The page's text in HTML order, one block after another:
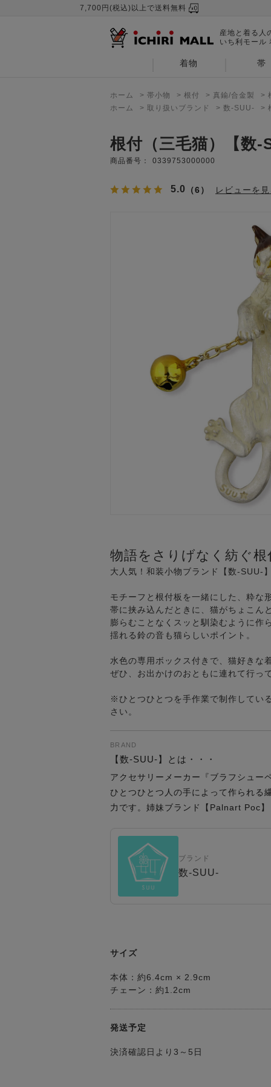
7,700円(税込)以上で送料無料
産地と着る人
いち利モール
着物 帯
ホーム > 帯小物 > 根付 > 真鍮/合金製 >
ホーム
> 取り扱いブランド > 数-SUU- >
根付（三毛猫）【数-
商品番号： 0339753000000
5.0 （6） レビューを
物語をさりげなく紡ぐ根
大人気！和装小物ブランド【数-SUU-
モチーフと根付板を一緒にした、粋な
帯に挟み込んだときに、猫がちょこん
膨らむことなくスッと馴染むように作
揺れる鈴の音も猫らしいポイント。
水色の専用ボックス付きで、猫好きな
ぜひ、お出かけのおともに連れて行っ
※ひとつひとつを手作業で制作してい
さい。
BRAND
【数-SUU-】とは・・・
アクセサリーメーカー『ブラフシュー
ひとつひとつ人の手によって作られる
力です。姉妹ブランド【Palnart Poc
ブランド
数-SUU-
サイズ
本体：約6.4cm × 2.9cm
チェーン：約1.2cm
発送予定
決済確認日より3～5日